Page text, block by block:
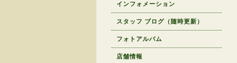
インフォメーション
スタッフ ブログ（随時更新）
フォトアルバム
店舗情報